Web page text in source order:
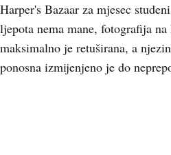
Harper's Bazaar za mjesec
ljepota nema mane, fotografija
maksimalno je retuširana, a
ponosna izmijenjeno je do